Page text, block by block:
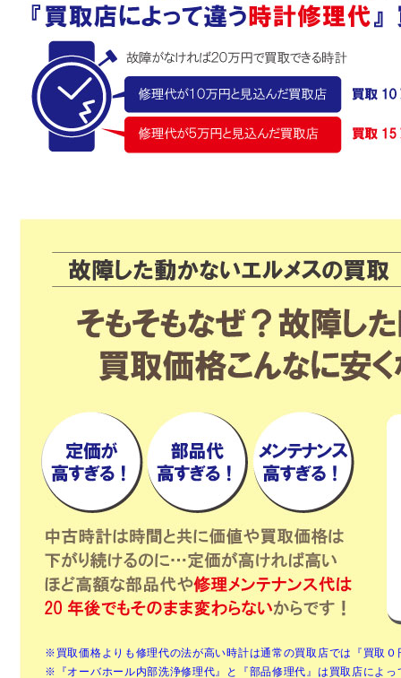
※買取価格よりも修理代の法が高い時計は通常の買取店では『買取
※『オーバホール内部洗浄修理代』と『部品修理代』は買取店によっ